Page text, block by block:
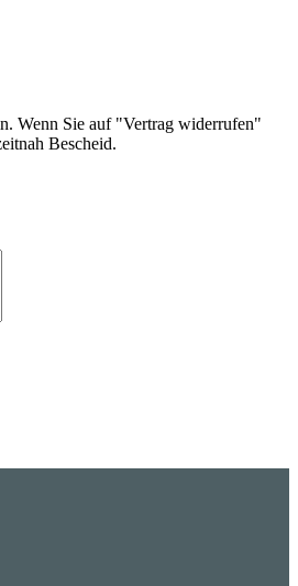
Wenn Sie auf "Vertrag widerrufen"
Bescheid.